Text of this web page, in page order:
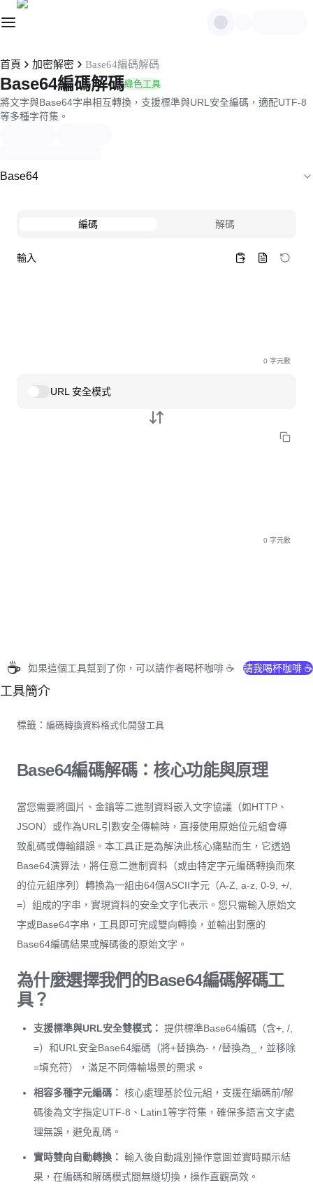
首頁 加密解密 Base64編碼解碼
Base64編碼解碼綠色工具
將文字與Base64字串相互轉換，支援標準與URL安全編碼，適配UTF-8
等多種字符集。
Base64
編碼 解碼
輸入
0 字元數
URL 安全模式
0 字元數
☕ 如果這個工具幫到了你，可以請作者喝杯咖啡 ☕ 請我喝杯咖啡 ☕
工具簡介
標籤： 編碼轉換資料格式化開發工具
Base64編碼解碼：核心功能與原理
當您需要將圖片、金鑰等二進制資料嵌入文字協議（如HTTP、
JSON）或作為URL引數安全傳輸時，直接使用原始位元組會導
致亂碼或傳輸錯誤。本工具正是為解決此核心痛點而生，它透過
Base64演算法，將任意二進制資料（或由特定字元編碼轉換而來
的位元組序列）轉換為一組由64個ASCII字元（A-Z, a-z, 0-9, +/,
=）組成的字串，實現資料的安全文字化表示。您只需輸入原始文
字或Base64字串，工具即可完成雙向轉換，並輸出對應的
Base64編碼結果或解碼後的原始文字。
為什麼選擇我們的Base64編碼解碼工
具？
支援標準與URL安全雙模式： 提供標準Base64編碼（含+, /,
=）和URL安全Base64編碼（將+替換為-，/替換為_，並移除
=填充符），滿足不同傳輸場景的需求。
相容多種字元編碼： 核心處理基於位元組，支援在編碼前/解
碼後為文字指定UTF-8、Latin1等字符集，確保多語言文字處
理無誤，避免亂碼。
實時雙向自動轉換： 輸入後自動識別操作意圖並實時顯示結
果，在編碼和解碼模式間無縫切換，操作直觀高效。